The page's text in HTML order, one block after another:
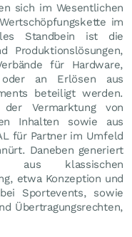
sich im Wesentlichen
im
Standbein ist die
Produktionslösungen,
für Hardware,
an Erlösen aus
beteiligt werden.
Vermarktung von
Inhalten sowie aus
für Partner im Umfeld
Daneben generiert
aus klassischen
etwa Konzeption und
Sportevents, sowie
Übertragungsrechten,